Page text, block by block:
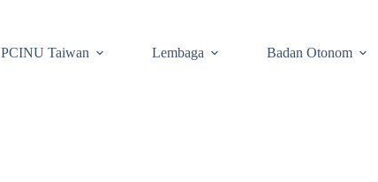
PCINU Taiwan Lembaga Badan Otonom